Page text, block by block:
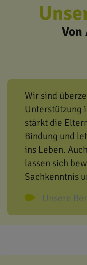
Von
Wir sind
Unterstützung
stärkt die
Bindung und
ins Leben.
lassen sich
Sachkenntnis
Unsere